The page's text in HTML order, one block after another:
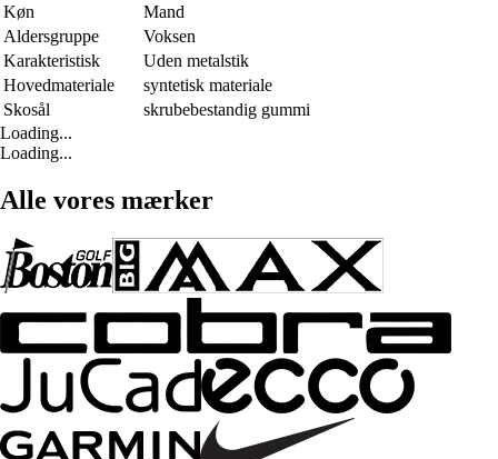
Køn
Mand
Aldersgruppe
Voksen
Karakteristisk
Uden metalstik
Hovedmateriale
syntetisk materiale
Skosål
skrubebestandig gummi
Loading...
Loading...
Alle vores mærker